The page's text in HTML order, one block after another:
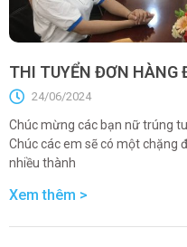
THI TUYỂN ĐƠN HÀNG
24/06/2024
Chúc mừng các bạn nữ trúng
Chúc các em sẽ có một chặng
nhiều thành
Xem thêm >